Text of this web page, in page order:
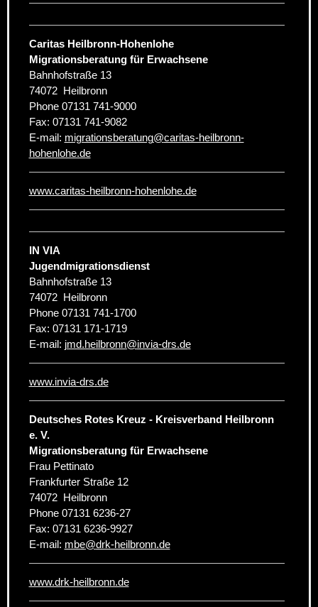
Caritas Heilbronn-Hohenlohe
Migrationsberatung für Erwachsene
Bahnhofstraße 13
74072 Heilbronn
Phone 07131 741-9000
Fax: 07131 741-9082
E-mail: migrationsberatung@caritas-heilbronn-
hohenlohe.de
www.caritas-heilbronn-hohenlohe.de
IN VIA
Jugendmigrationsdienst
Bahnhofstraße 13
74072 Heilbronn
Phone 07131 741-1700
Fax: 07131 171-1719
E-mail: jmd.heilbronn@invia-drs.de
www.invia-drs.de
Deutsches Rotes Kreuz - Kreisverband Heilbronn
e. V.
Migrationsberatung für Erwachsene
Frau Pettinato
Frankfurter Straße 12
74072 Heilbronn
Phone 07131 6236-27
Fax: 07131 6236-9927
E-mail: mbe@drk-heilbronn.de
www.drk-heilbronn.de